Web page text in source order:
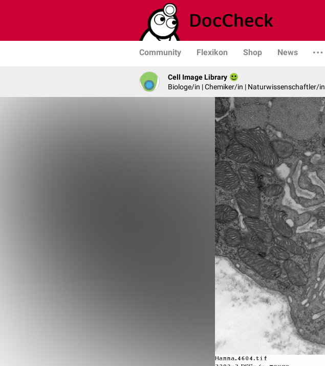
Community Flexikon Shop News
Cell Image Library
Biologe/in | Chemiker/in | Naturwissenschaftler/in